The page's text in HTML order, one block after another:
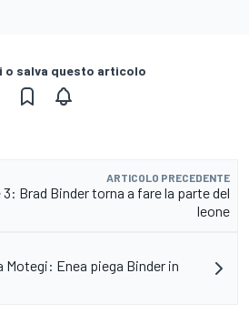
o salva questo articolo
ARTICOLO PRECEDENTE
Brad Binder torna a fare la parte del
leone
Enea piega Binder in